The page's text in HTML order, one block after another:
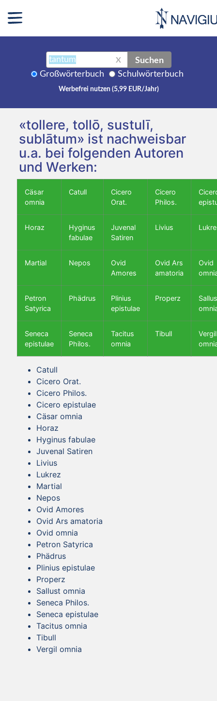
X Suchen
Großwörterbuch Schulwörterbuch
Werbefrei nutzen (5,99 EUR/Jahr)
«tollere, tollō, sustulī,
sublātum» ist nachweisbar
u.a. bei folgenden Autoren
und Werken:
Cäsar
omnia
Catull
Cicero
Orat.
Cicero
Philos.
Horaz
Hyginus
fabulae
Juvenal
Satiren
Livius
Martial Nepos
Ovid
Amores
Ovid Ars
amatoria
Ovid
Petron
Satyrica
Phädrus
Plinius
epistulae
Properz
Seneca
epistulae
Seneca
Philos.
Tacitus
omnia
Tibull
Vergil
Catull
Cicero Orat.
Cicero Philos.
Cicero epistulae
Cäsar omnia
Horaz
Hyginus fabulae
Juvenal Satiren
Livius
Lukrez
Martial
Nepos
Ovid Amores
Ovid Ars amatoria
Ovid omnia
Petron Satyrica
Phädrus
Plinius epistulae
Properz
Sallust omnia
Seneca Philos.
Seneca epistulae
Tacitus omnia
Tibull
Vergil omnia